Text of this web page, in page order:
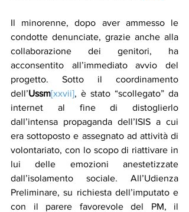
Il minorenne, dopo aver ammesso le
condotte denunciate, grazie anche alla
collaborazione dei genitori, ha
acconsentito all’immediato avvio del
progetto. Sotto il coordinamento
dell’Ussm[xxvii], è stato “scollegato” da
internet al fine di distoglierlo
dall’intensa propaganda dell’ISIS a cui
era sottoposto e assegnato ad attività di
volontariato, con lo scopo di riattivare in
lui delle emozioni anestetizzate
dall’isolamento sociale. All’Udienza
Preliminare, su richiesta dell’imputato e
con il parere favorevole del PM, il